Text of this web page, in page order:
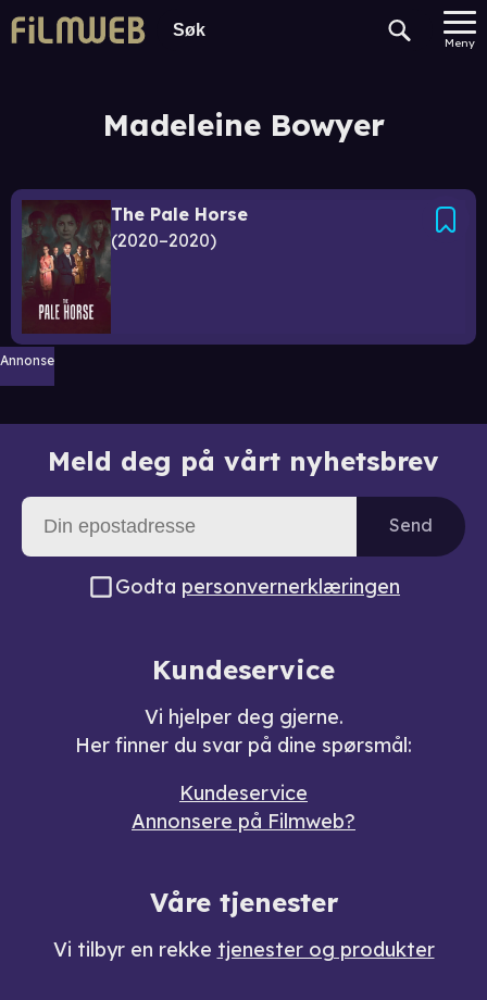
Meny
Madeleine Bowyer
The Pale Horse
2020–2020
Annonse
Meld deg på vårt nyhetsbrev
Send
Godta personvernerklæringen
Kundeservice
Vi hjelper deg gjerne.
Her finner du svar på dine spørsmål:
Kundeservice
Annonsere på Filmweb?
Våre tjenester
Vi tilbyr en rekke tjenester og produkter